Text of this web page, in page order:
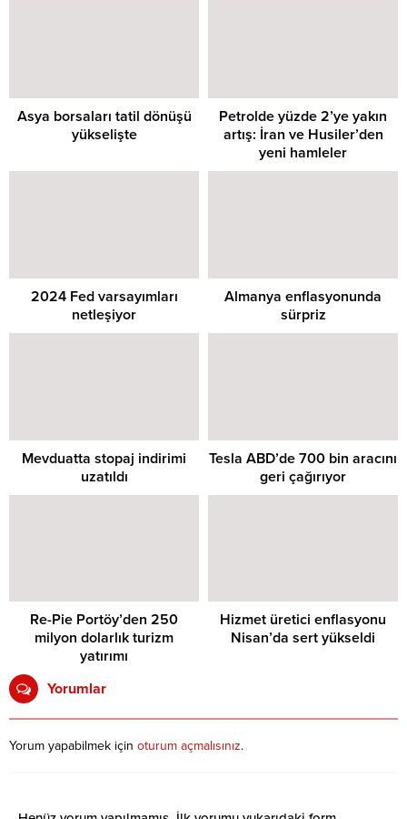
Asya borsaları tatil dönüşü
yükselişte
Petrolde yüzde 2’ye yakın
artış: İran ve Husiler’den
yeni hamleler
2024 Fed varsayımları
netleşiyor
Almanya enflasyonunda
sürpriz
Mevduatta stopaj indirimi
uzatıldı
Tesla ABD’de 700 bin aracını
geri çağırıyor
Re-Pie Portöy’den 250
milyon dolarlık turizm
yatırımı
Hizmet üretici enflasyonu
Nisan’da sert yükseldi
Yorumlar
Yorum yapabilmek için oturum açmalısınız.